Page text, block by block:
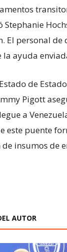
Stephanie
El personal
ayuda
de
Pigott
a
este puente
insumos de
AUTOR